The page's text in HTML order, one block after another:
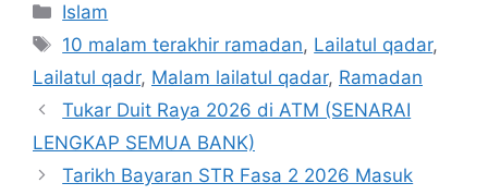
Categories
Islam
Tags
10 malam terakhir ramadan, Lailatul qadar,
Lailatul qadr, Malam lailatul qadar, Ramadan
Tukar Duit Raya 2026 di ATM (SENARAI
LENGKAP SEMUA BANK)
Tarikh Bayaran STR Fasa 2 2026 Masuk